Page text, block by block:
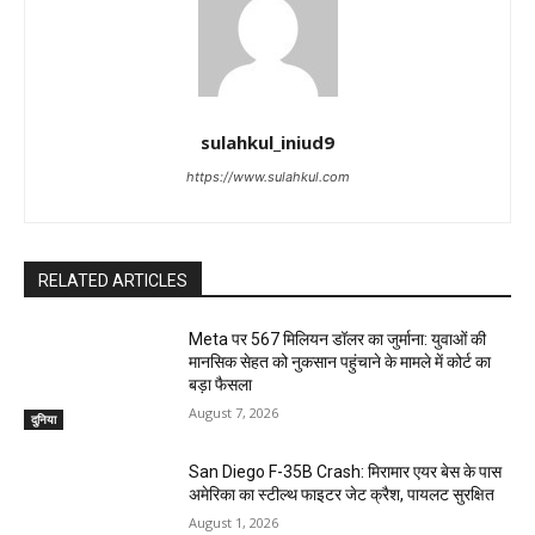
sulahkul_iniud9
https://www.sulahkul.com
RELATED ARTICLES
दुनिया
Meta पर 567 मिलियन डॉलर का जुर्माना: युवाओं की
मानसिक सेहत को नुकसान पहुंचाने के मामले में कोर्ट का
बड़ा फैसला
August 7, 2026
San Diego F-35B Crash: मिरामार एयर बेस के पास
अमेरिका का स्टील्थ फाइटर जेट क्रैश, पायलट सुरक्षित
August 1, 2026